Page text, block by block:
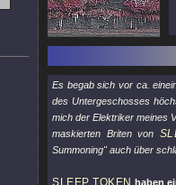
Es begab sich vor ca.
des Untergeschosses
mich der Elektriker meines
maskierten Briten von
Summoning"auch über
SLEEP TOKEN haben